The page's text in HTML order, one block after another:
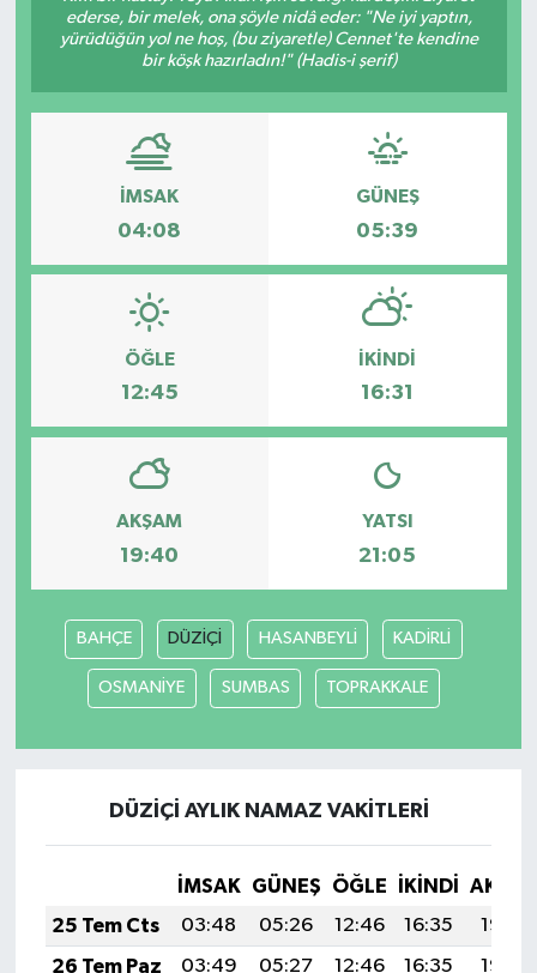
ederse, bir melek, ona şöyle nidâ eder: "Ne iyi yaptın,
yürüdüğün yol ne hoş, (bu ziyaretle) Cennet'te kendine
bir köşk hazırladın!" (Hadis-i şerif)
İMSAK
04:08
GÜNEŞ
05:39
ÖĞLE
12:45
İKINDI
16:31
AKŞAM
19:40
YATSI
21:05
BAHÇE DÜZİÇİ HASANBEYLİ KADİRLİ
OSMANİYE SUMBAS TOPRAKKALE
DÜZİÇİ AYLIK NAMAZ VAKITLERI
İMSAK GÜNEŞ ÖĞLE İKINDI
25 Tem Cts
03:48 05:26 12:46 16:35
19:56
26 Tem Paz
03:49 05:27 12:46 16:35
19:55
Gizlilik Sözleşmesi